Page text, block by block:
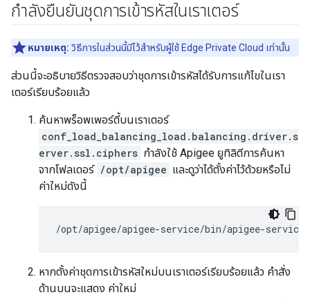
กำลังยืนยันชุดการเข้ารหัสในเราเตอร์
หมายเหตุ: วิธีการในส่วนนี้มีไว้สำหรับผู้ใช้ Edge Private Cloud เท่านั้น
ส่วนนี้จะอธิบายวิธีตรวจสอบว่าชุดการเข้ารหัสได้รับการแก้ไขในเรา
เตอร์เรียบร้อยแล้ว
ค้นหาพร็อพเพอร์ตี้บนเราเตอร์
conf_load_balancing_load.balancing.driver.s
erver.ssl.ciphers กำลังใช้ Apigee ยูทิลิตีการค้นหา
จากโฟลเดอร์ /opt/apigee และดูว่าได้ตั้งค่าไว้ด้วยหรือไม่
ค่าใหม่ดังนี้
/opt/apigee/apigee-service/bin/apigee-service
หากตั้งค่าชุดการเข้ารหัสใหม่บนเราเตอร์เรียบร้อยแล้ว คำสั่ง
ด้านบนจะแสดง ค่าใหม่